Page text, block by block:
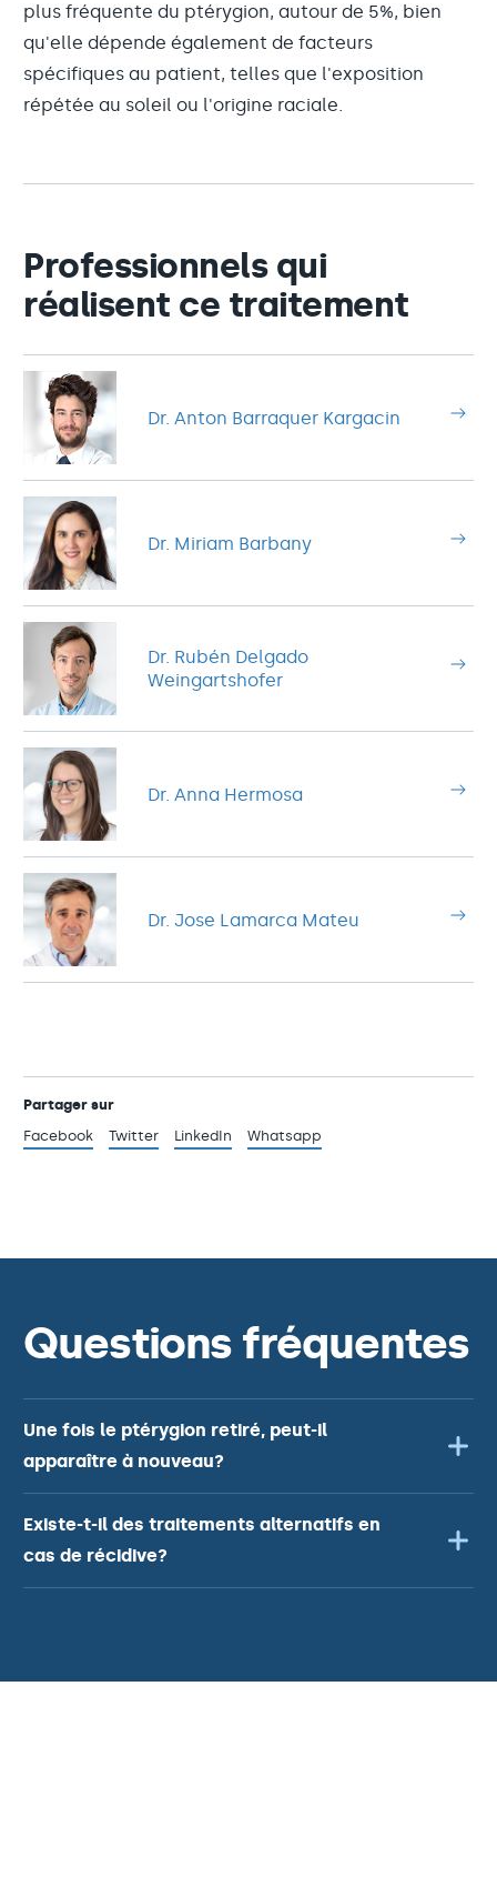
plus fréquente du ptérygion, autour de 5%, bien
qu'elle dépende également de facteurs
spécifiques au patient, telles que l'exposition
répétée au soleil ou l'origine raciale.
Professionnels qui
réalisent ce traitement
Dr. Anton Barraquer Kargacin
Dr. Miriam Barbany
Dr. Rubén Delgado
Weingartshofer
Dr. Anna Hermosa
Dr. Jose Lamarca Mateu
Partager sur
Facebook
Twitter LinkedIn Whatsapp
Questions fréquentes
Une fois le ptérygion retiré, peut-il
apparaître à nouveau?
Existe-t-il des traitements alternatifs en
cas de récidive?